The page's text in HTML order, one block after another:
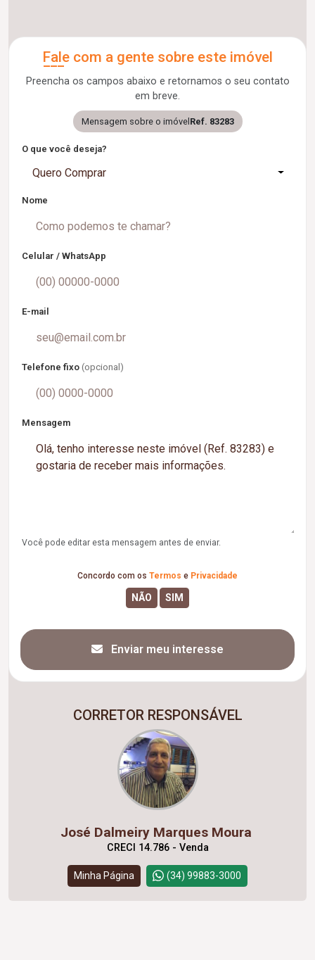
Fale com a gente sobre este imóvel
Preencha os campos abaixo e retornamos o seu contato
em breve.
Mensagem sobre o imóvelRef. 83283
O que você deseja?
Quero Comprar
Nome
Celular / WhatsApp
E-mail
Telefone fixo (opcional)
Mensagem
Você pode editar esta mensagem antes de enviar.
Concordo com os Termos e Privacidade
Enviar meu interesse
CORRETOR RESPONSÁVEL
José Dalmeiry Marques Moura
CRECI 14.786 - Venda
Minha Página (34) 99883-3000